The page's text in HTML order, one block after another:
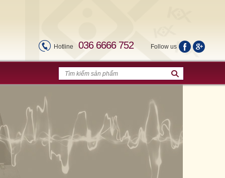
Hotline 036 6666 752 Follow us